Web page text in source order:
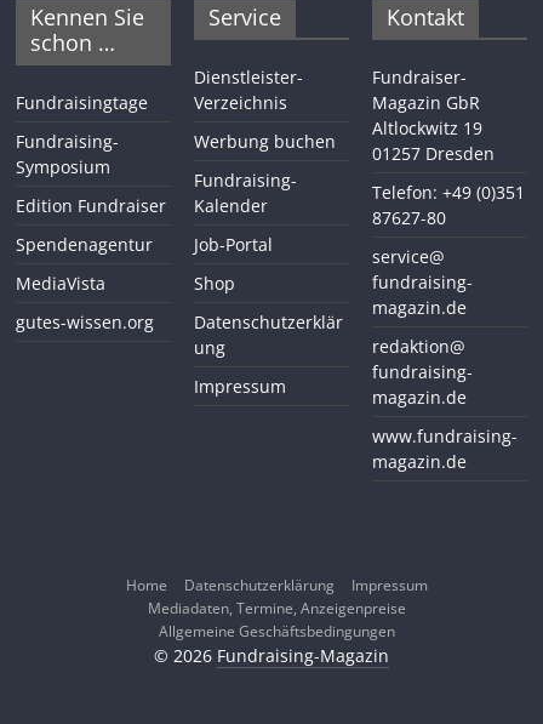
Kennen Sie
schon …
Fundraisingtage
Fundraising-
Symposium
Edition Fundraiser
Spendenagentur
MediaVista
gutes-wissen.org
Service
Dienstleister-
Verzeichnis
Werbung buchen
Fundraising-
Kalender
Job-Portal
Shop
Datenschutzerklär
ung
Impressum
Kontakt
Fundraiser-
Magazin GbR
Altlockwitz 19
01257 Dresden
Telefon: +49 (0)351
87627-80
service@
fundraising-
magazin.de
redaktion@
fundraising-
magazin.de
www.fundraising-
magazin.de
Home Datenschutzerklärung
Impressum
Mediadaten, Termine, Anzeigenpreise
Allgemeine Geschäftsbedingungen
© 2026 Fundraising-Magazin